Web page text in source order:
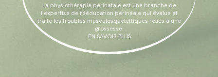
La physiothérapie périnatale est une branche de
l'expertise de rééducation périnéale qui évalue et
traite les troubles musculosquelettiques reliés à une
grossesse.
EN SAVOIR PLUS